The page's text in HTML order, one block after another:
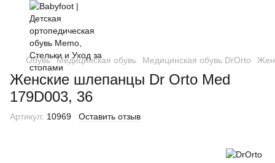
Обувь Медицинская обувь Медицинская обувь DrOrto
Женские шлепанцы Dr Orto Med
179D003, 36
Артикул: 10969 Оставить отзыв